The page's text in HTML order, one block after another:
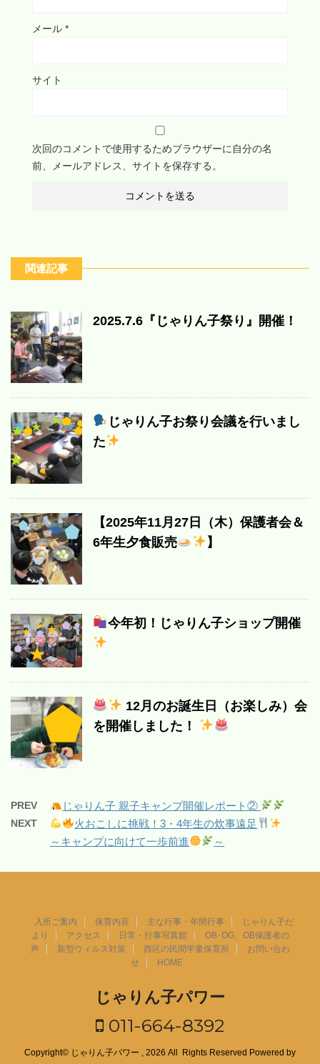
メール *
サイト
次回のコメントで使用するためブラウザーに自分の名
前、メールアドレス、サイトを保存する。
関連記事
2025.7.6『じゃりん子祭り』開催！
じゃりん子お祭り会議を行いまし
た
【2025年11月27日（木）保護者会＆
6年生夕食販売
】
今年初！じゃりん子ショップ開催
12月のお誕生日（お楽しみ）会
を開催しました！
PREV じゃりん子 親子キャンプ開催レポート②
NEXT
火おこしに挑戦！3・4年生の炊事遠足
～キャンプに向けて一歩前進
～
入所ご案内 保育内容 主な行事・年間行事
じゃりん子だ
より
アクセス 日常・行事写真館
OB･OG、OB保護者の
声
新型ウィルス対策 西区の民間学童保育所
お問い合わ
せ
HOME
じゃりん子パワー
011-664-8392
Copyright© じゃりん子パワー , 2026 All Rights Reserved Powered by